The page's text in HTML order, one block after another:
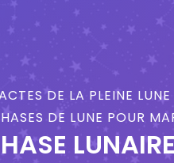
DE LA PLEINE
DE LUNE POUR
LUNAIRE